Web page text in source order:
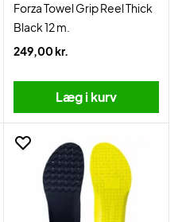
Forza Towel Grip Reel Thick
Black 12 m.
249,00 kr.
Læg i kurv